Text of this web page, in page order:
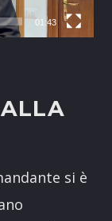
01:43
si è